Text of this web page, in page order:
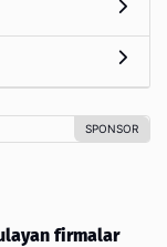
firmalar